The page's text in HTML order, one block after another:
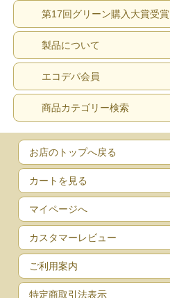
第17回グリーン購入大賞受賞
製品について
エコデパ会員
商品カテゴリー検索
お店のトップへ戻る
カートを見る
マイページへ
カスタマーレビュー
ご利用案内
特定商取引法表示